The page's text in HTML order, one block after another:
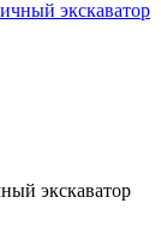
экскаватор